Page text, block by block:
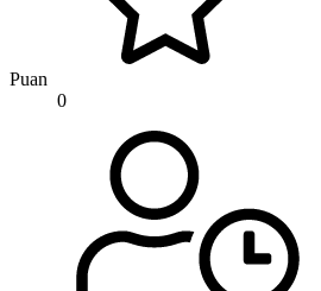
Puan
0